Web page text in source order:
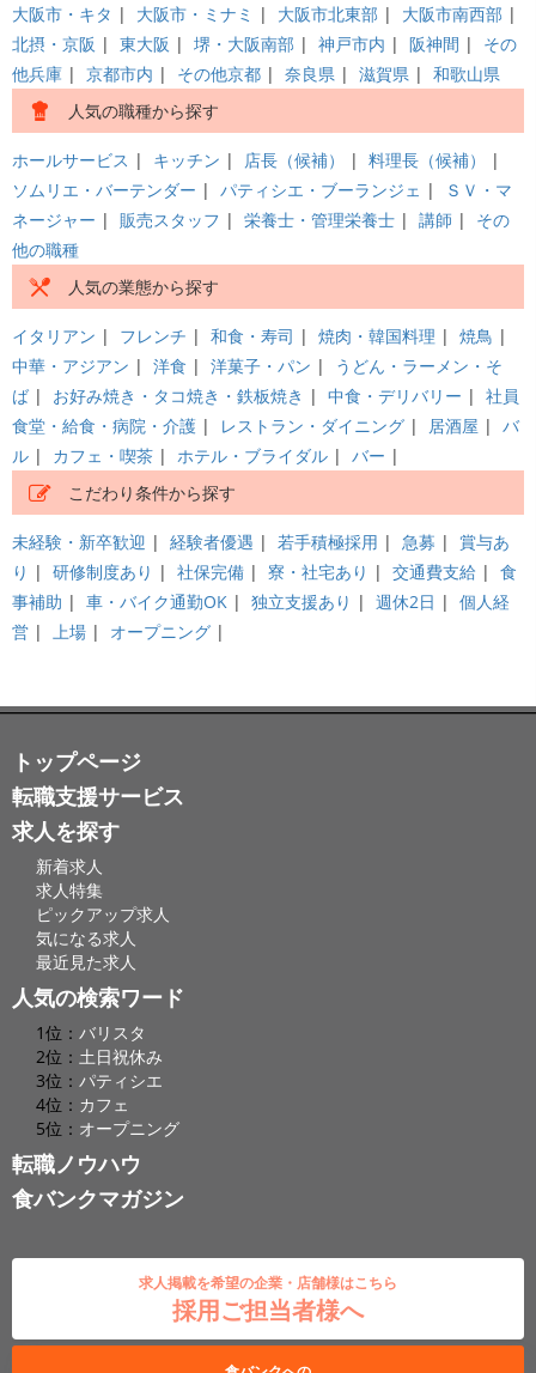
大阪市・キタ | 大阪市・ミナミ | 大阪市北東部 | 大阪市南西部 |
北摂・京阪 | 東大阪 | 堺・大阪南部 | 神戸市内 | 阪神間 | その
他兵庫 | 京都市内 | その他京都 | 奈良県 | 滋賀県 | 和歌山県
人気の職種から探す
ホールサービス | キッチン | 店長（候補） | 料理長（候補）
|
ソムリエ・バーテンダー | パティシエ・ブーランジェ |
ＳＶ・マ
ネージャー | 販売スタッフ | 栄養士・管理栄養士 | 講師 | その
他の職種
人気の業態から探す
イタリアン | フレンチ | 和食・寿司 | 焼肉・韓国料理 | 焼鳥 |
中華・アジアン | 洋食 | 洋菓子・パン |
うどん・ラーメン・そ
ば | お好み焼き・タコ焼き・鉄板焼き | 中食・デリバリー | 社員
食堂・給食・病院・介護 | レストラン・ダイニング | 居酒屋 | バ
ル | カフェ・喫茶 | ホテル・ブライダル | バー |
こだわり条件から探す
未経験・新卒歓迎 | 経験者優遇 | 若手積極採用 | 急募 | 賞与あ
り | 研修制度あり | 社保完備 | 寮・社宅あり | 交通費支給 | 食
事補助 | 車・バイク通勤OK | 独立支援あり | 週休2日 | 個人経
営 | 上場 | オープニング |
トップページ
転職支援サービス
求人を探す
新着求人
求人特集
ピックアップ求人
気になる求人
最近見た求人
人気の検索ワード
1位： バリスタ
2位： 土日祝休み
3位： パティシエ
4位： カフェ
5位： オープニング
転職ノウハウ
食バンクマガジン
求人掲載を希望の企業・店舗様はこちら
採用ご担当者様へ